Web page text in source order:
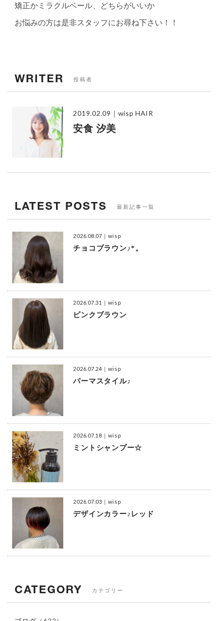
矯正かミラクルベール、どちらがいいか
お悩みの方は是非スタッフにお尋ね下さい！！
WRITER 投稿者
2019.02.09 ｜wisp HAIR
安食 汐美
LATEST POSTS 最新記事一覧
2026.08.07 ｜wisp
チョコブラウン♪*。
2026.07.31 ｜wisp
ピンクブラウン
2026.07.24 ｜wisp
パーマスタイル♪
2026.07.18 ｜wisp
ミントシャンプー☆
2026.07.03 ｜wisp
デザインカラー♪レッド
CATEGORY カテゴリー